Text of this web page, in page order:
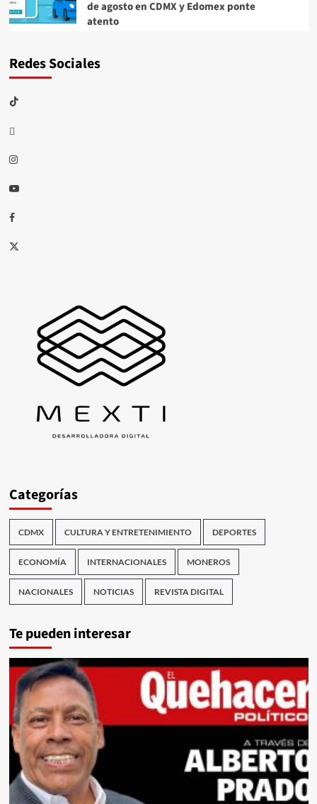
de agosto en CDMX y Edomex ponte
atento
Redes Sociales
TikTok
threads
Instagram
Youtube
Facebook
X
Categorías
CDMX CULTURA Y ENTRETENIMIENTO DEPORTES
ECONOMÍA INTERNACIONALES MONEROS
NACIONALES NOTICIAS REVISTA DIGITAL
Te pueden interesar